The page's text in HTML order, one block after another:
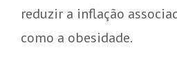
reduzir a inflação
como a obesidade.